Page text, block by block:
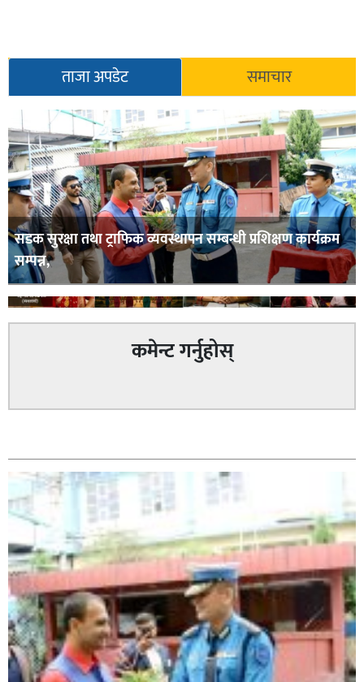
ताजा अपडेट समाचार
सडक सुरक्षा तथा ट्राफिक व्यवस्थापन सम्बन्धी प्रशिक्षण कार्यक्रम
सम्पन्न,
कपिलवस्तु नगरपालिकाका पूर्वमेयर किरण सिंह गोरुसिङ्गे
जंगलमा मृत अवस्थामा फेला,
कमेन्ट गर्नुहोस्